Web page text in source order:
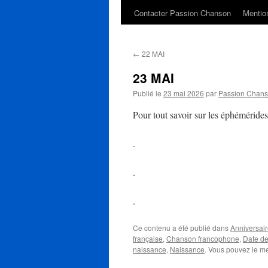
Contacter Passion Chanson
← 22 MAI
23 MAI
Publié le 23 mai 2026 par Passion
Pour tout savoir sur les
.
.
.
Ce contenu a été publié dans
française, Chanson francophone, Date
naissance, Naissance. Vous pouvez le